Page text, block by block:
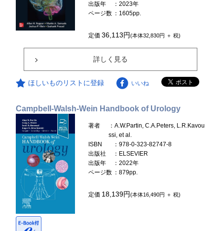
出版年
：2023年
ページ数 ：1605pp.
定価36,113円(本体32,830円 ＋ 税)
詳しく見る
ほしいものリストに登録 いいね
Campbell-Walsh-Wein Handbook of Urology
著者
：A.W.Partin, C.A.Peters, L.R.Kavou
ssi, et al.
ISBN
：978-0-323-82747-8
出版社
：ELSEVIER
出版年
：2022年
ページ数 ：879pp.
定価 18,139円(本体16,490円 ＋ 税)